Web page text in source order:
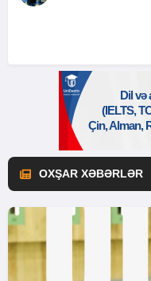
OXŞAR XƏBƏRLƏR